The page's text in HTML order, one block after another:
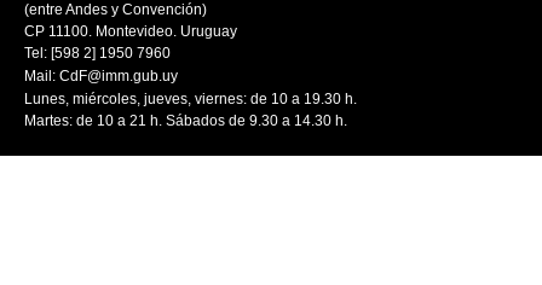
(entre Andes y Convención)
CP 11100. Montevideo. Uruguay
Tel: [598 2] 1950 7960
Mail: CdF@imm.gub.uy
Lunes, miércoles, jueves, viernes: de 10 a 19.30 h.
Martes: de 10 a 21 h. Sábados de 9.30 a 14.30 h.